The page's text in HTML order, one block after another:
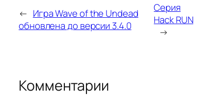
← Игра Wave of the Undead
обновлена до версии 3.4.0
Серия
Hack RUN
→
Комментарии